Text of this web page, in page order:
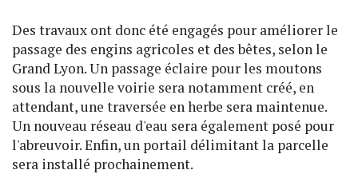
Des travaux ont donc été engagés pour améliorer le
passage des engins agricoles et des bêtes, selon le
Grand Lyon. Un passage éclaire pour les moutons
sous la nouvelle voirie sera notamment créé, en
attendant, une traversée en herbe sera maintenue.
Un nouveau réseau d'eau sera également posé pour
l'abreuvoir. Enfin, un portail délimitant la parcelle
sera installé prochainement.